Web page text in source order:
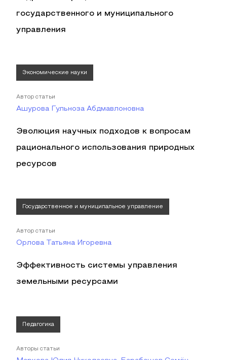
государственного и муниципального
управления
Экономические науки
Автор статьи
Ашурова Гульноза Абдмавлоновна
Эволюция научных подходов к вопросам
рационального использования природных
ресурсов
Государственное и муниципальное управление
Автор статьи
Орлова Татьяна Игоревна
Эффективность системы управления
земельными ресурсами
Педагогика
Авторы статьи